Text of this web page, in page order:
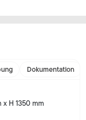
Dokumentation
x H 1350 mm